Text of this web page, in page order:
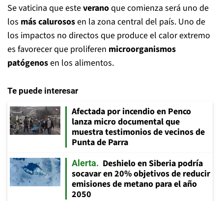
Se vaticina que esteveranoque comienza será uno de
los más calurososen la zona central del país. Uno de
los impactos no directos que produce el calor extremo
es favorecer que proliferen microorganismos
patógenosen los alimentos.
Te puede interesar
Afectada por incendio en Penco
lanza micro documental que
muestra testimonios de vecinos de
Punta de Parra
Alerta
Deshielo en Siberia podría
socavar en 20% objetivos de reducir
emisiones de metano para el año
2050